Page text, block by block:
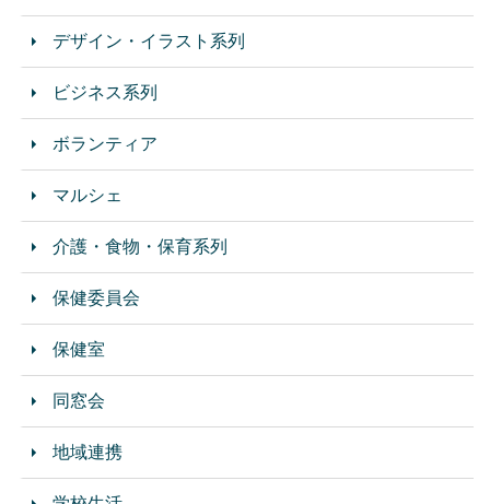
デザイン・イラスト系列
ビジネス系列
ボランティア
マルシェ
介護・食物・保育系列
保健委員会
保健室
同窓会
地域連携